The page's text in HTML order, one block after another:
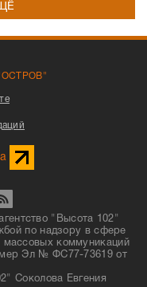
"Высота 102"
по надзору в сфере
массовых коммуникаций
Эл № ФС77-73619 от
Соколова Евгения